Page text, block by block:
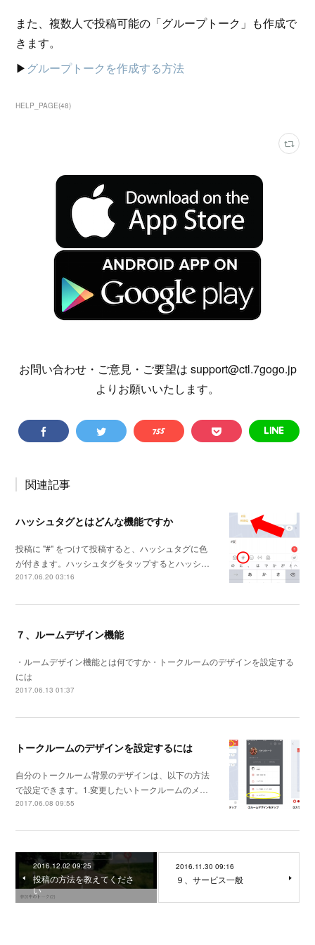
また、複数人で投稿可能の「グループトーク」も作成で
きます。
▶︎ グループトークを作成する方法
HELP_PAGE(48)
お問い合わせ・ご意見・ご要望は support@ctl.7gogo.jp
よりお願いいたします。
関連記事
ハッシュタグとはどんな機能ですか
投稿に "#" をつけて投稿すると、ハッシュタグに色
が付きます。ハッシュタグをタップするとハッシ…
2017.06.20 03:16
７、ルームデザイン機能
・ルームデザイン機能とは何ですか・トークルームのデザインを設定する
には
2017.06.13 01:37
トークルームのデザインを設定するには
自分のトークルーム背景のデザインは、以下の方法
で設定できます。1.変更したいトークルームのメ…
2017.06.08 09:55
2016.12.02 09:25
投稿の方法を教えてくださ
い
2016.11.30 09:16
９、サービス一般